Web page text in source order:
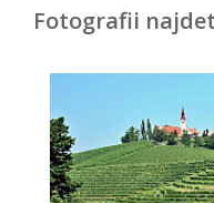
Fotografii